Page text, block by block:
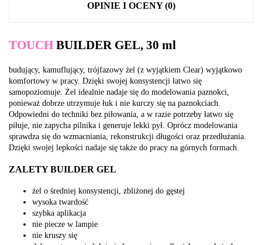
OPINIE I OCENY (0)
TOUCH BUILDER GEL, 30 ml
budujący, kamuflujący, trójfazowy żel (z wyjątkiem Clear) wyjątkowo
komfortowy w pracy. Dzięki swojej konsystencji łatwo się
samopoziomuje. Żel idealnie nadaje się do modelowania paznokci,
ponieważ dobrze utrzymuje łuk i nie kurczy się na paznokciach.
Odpowiedni do techniki bez piłowania, a w razie potrzeby łatwo się
piłuje, nie zapycha pilnika i generuje lekki pył. Oprócz modelowania
sprawdza się do wzmacniania, rekonstrukcji długości oraz przedłużania.
Dzięki swojej lepkości nadaje się także do pracy na górnych formach.
ZALETY BUILDER GEL
żel o średniej konsystencji, zbliżonej do gęstej
wysoka twardość
szybka aplikacja
nie piecze w lampie
nie kruszy się